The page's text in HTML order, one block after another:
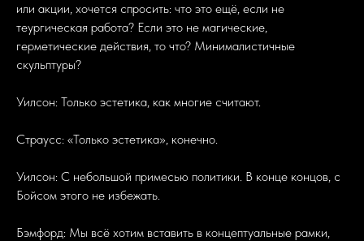
или акции, хочется спросить: что это ещё, если не
теургическая работа? Если это не магические,
герметические действия, то что? Минималистичные
скульптуры?
Уилсон: Только эстетика, как многие считают.
Страусс: «Только эстетика», конечно.
Уилсон: С небольшой примесью политики. В конце концов, с
Бойсом этого не избежать.
Бэмфорд: Мы всё хотим вставить в концептуальные рамки,